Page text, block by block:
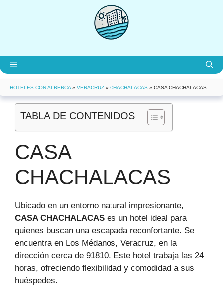
Menú
HOTELES CON ALBERCA » VERACRUZ » CHACHALACAS » CASA CHACHALACAS
TABLA DE CONTENIDOS
CASA
CHACHALACAS
Ubicado en un entorno natural impresionante,
CASA CHACHALACAS es un hotel ideal para
quienes buscan una escapada reconfortante. Se
encuentra en Los Médanos, Veracruz, en la
dirección cerca de 91810. Este hotel trabaja las 24
horas, ofreciendo flexibilidad y comodidad a sus
huéspedes.